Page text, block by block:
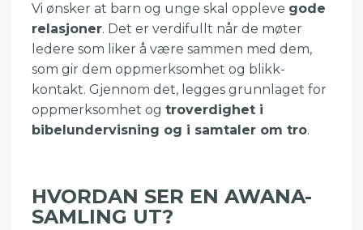
Vi ønsker at barn og unge skal oppleve gode
relasjoner. Det er verdifullt når de møter
ledere som liker å være sammen med dem,
som gir dem oppmerksomhet og blikk-
kontakt. Gjennom det, legges grunnlaget for
oppmerksomhet og troverdighet i
bibelundervisning og i samtaler om tro.
HVORDAN SER EN AWANA-
SAMLING UT?